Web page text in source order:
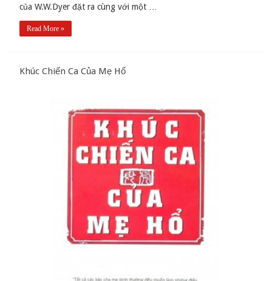
của W.W.Dyer đặt ra cùng với một …
Read More »
Khúc Chiến Ca Của Mẹ Hổ